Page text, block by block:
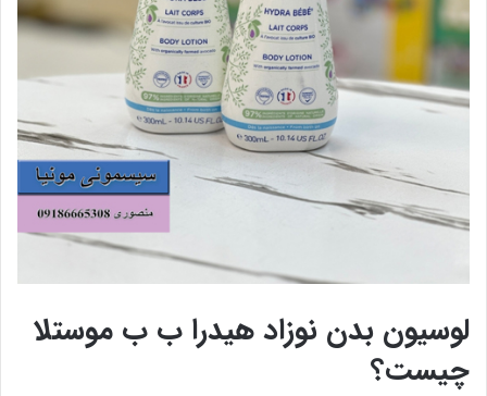
لوسیون بدن نوزاد هیدرا ب ب موستلا
چیست؟